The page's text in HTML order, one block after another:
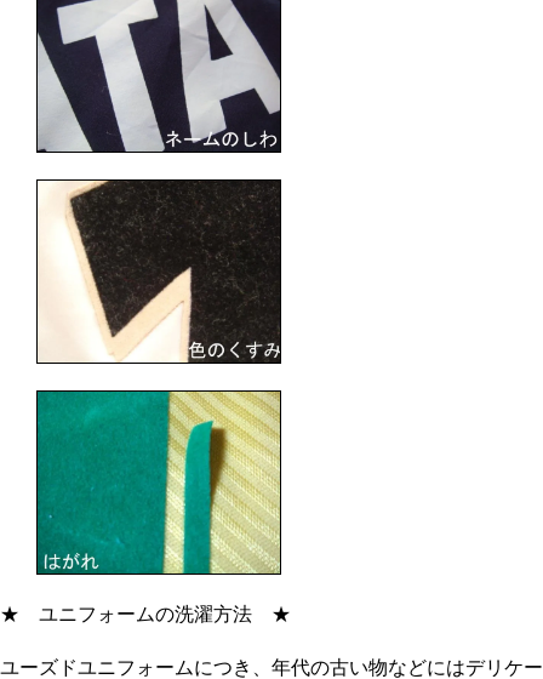
★ ユニフォームの洗濯方法 ★
ユーズドユニフォームにつき、年代の古い物などにはデリケー